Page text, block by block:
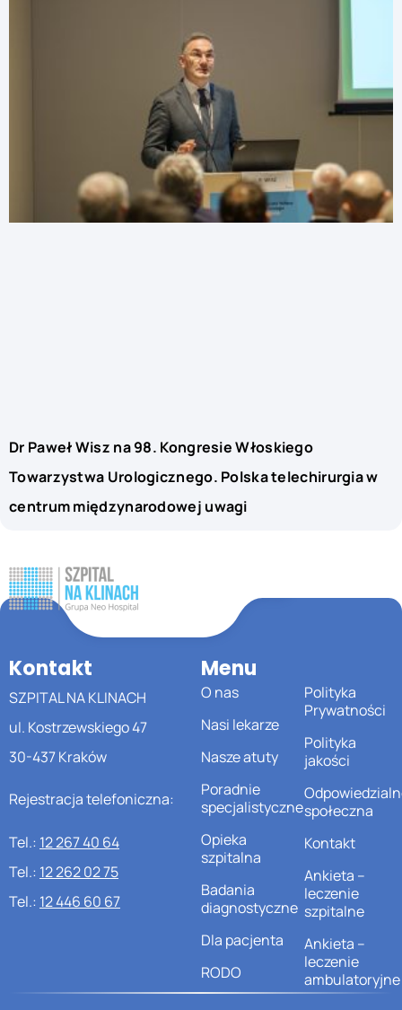
Dr Paweł Wisz na 98. Kongresie Włoskiego
Towarzystwa Urologicznego. Polska telechirurgia w
centrum międzynarodowej uwagi
Kontakt
SZPITAL NA KLINACH
ul. Kostrzewskiego 47
30-437 Kraków
Rejestracja telefoniczna:
Tel.: 12 267 40 64
Tel.: 12 262 02 75
Tel.: 12 446 60 67
Menu
O nas
Nasi lekarze
Nasze atuty
Poradnie
specjalistyczne
Opieka
szpitalna
Badania
diagnostyczne
Dla pacjenta
RODO
Polityka
Prywatności
Polityka
jakości
społeczna
Kontakt
Ankieta –
leczenie
szpitalne
Ankieta –
leczenie
ambulatoryjne